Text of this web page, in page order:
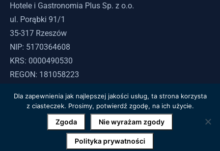
Hotele i Gastronomia Plus Sp. z o.o.
ul. Porąbki 91/1
35-317 Rzeszów
NIP: 5170364608
KRS: 0000490530
REGON: 181058223
Dla zapewnienia jak najlepszej jakości usług, ta strona korzysta
z ciasteczek. Prosimy, potwierdź zgodę, na ich użycie.
Zgoda Nie wyrażam zgody
Polityka prywatności